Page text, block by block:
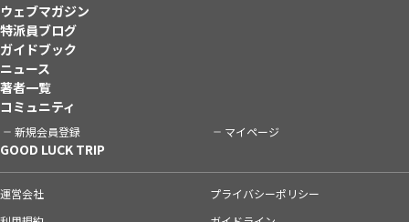
ウェブマガジン
特派員ブログ
ガイドブック
ニュース
著者一覧
コミュニティ
新規会員登録 マイページ
GOOD LUCK TRIP
運営会社
プライバシーポリシー